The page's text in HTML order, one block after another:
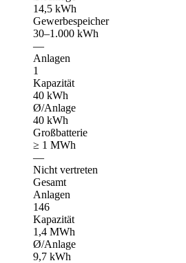
14,5 kWh
Gewerbespeicher
30–1.000 kWh
—
Anlagen
1
Kapazität
40 kWh
Ø/Anlage
40 kWh
Großbatterie
≥ 1 MWh
—
Nicht vertreten
Gesamt
Anlagen
146
Kapazität
1,4 MWh
Ø/Anlage
9,7 kWh